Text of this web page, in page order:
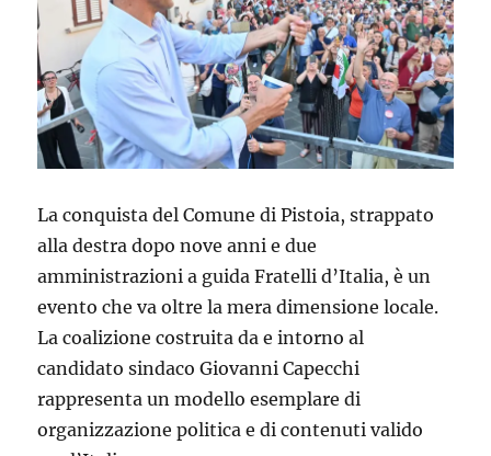
La conquista del Comune di Pistoia, strappato
alla destra dopo nove anni e due
amministrazioni a guida Fratelli d’Italia, è un
evento che va oltre la mera dimensione locale.
La coalizione costruita da e intorno al
candidato sindaco Giovanni Capecchi
rappresenta un modello esemplare di
organizzazione politica e di contenuti valido